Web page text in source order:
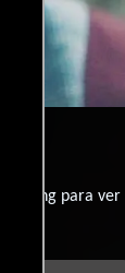
para ver